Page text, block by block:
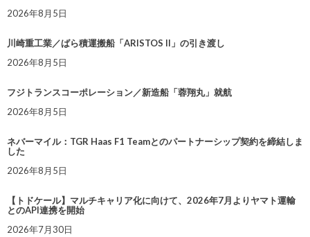
2026年8月5日
川崎重工業／ばら積運搬船「ARISTOS II」の引き渡し
2026年8月5日
フジトランスコーポレーション／新造船「蓉翔丸」就航
2026年8月5日
ネバーマイル：TGR Haas F1 Teamとのパートナーシップ契約を締結しま
した
2026年8月5日
【トドケール】マルチキャリア化に向けて、2026年7月よりヤマト運輸
とのAPI連携を開始
2026年7月30日